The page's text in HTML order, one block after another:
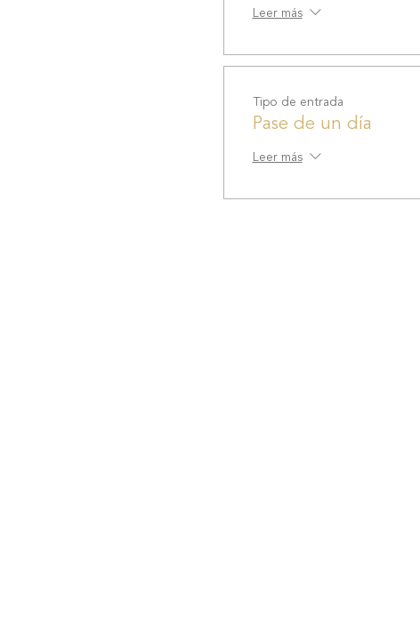
Leer más
Tipo de entrada
Pase de un día
Leer más